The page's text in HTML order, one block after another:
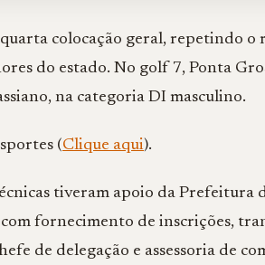
colocação geral, repetindo
do estado. No golf 7, Ponta
na categoria DI masculino.
(Clique aqui).
tiveram apoio da Prefeitura
fornecimento de inscrições,
de delegação e assessoria de